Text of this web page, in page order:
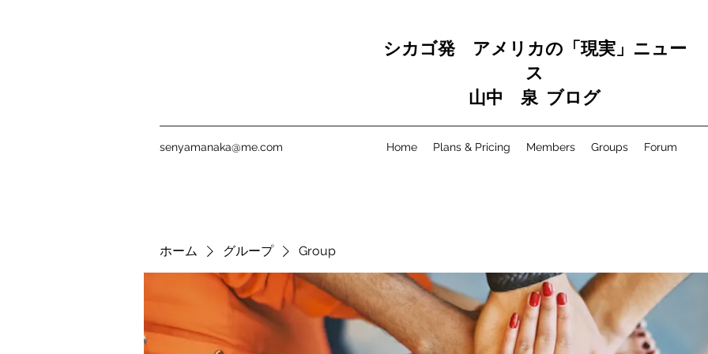
シカゴ発 アメリカの「現実」ニュー
ス
山中 泉 ブログ
senyamanaka@me.com Home Plans & Pricing Members Groups Forum
ホーム グループ Group